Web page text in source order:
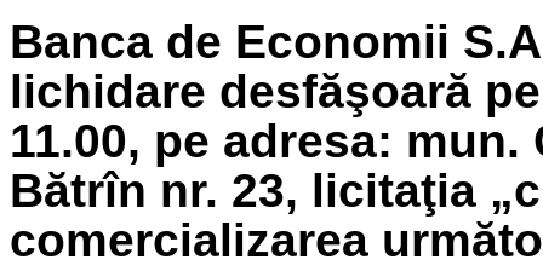
Banca de Economii
lichidare desfăşoară
11.00, pe adresa:
Bătrîn nr. 23, licitaţia
comercializarea